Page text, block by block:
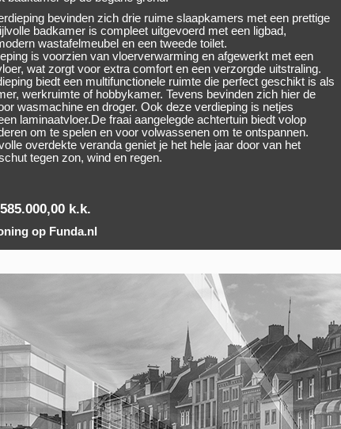
bevinden zich drie ruime slaapkamers met een prettige
badkamer is compleet uitgevoerd met een ligbad,
wastafelmeubel en een tweede toilet.
is voorzien van vloerverwarming en afgewerkt met een
wat zorgt voor extra comfort en een verzorgde uitstraling.
biedt een multifunctionele ruimte die perfect geschikt is als
werkruimte of hobbykamer. Tevens bevinden zich hier de
wasmachine en droger. Ook deze verdieping is netjes
laminaatvloer.De fraai aangelegde achtertuin biedt volop
om te spelen en voor volwassenen om te ontspannen.
overdekte veranda geniet je het hele jaar door van het
tegen zon, wind en regen.
k.k.
op Funda.nl